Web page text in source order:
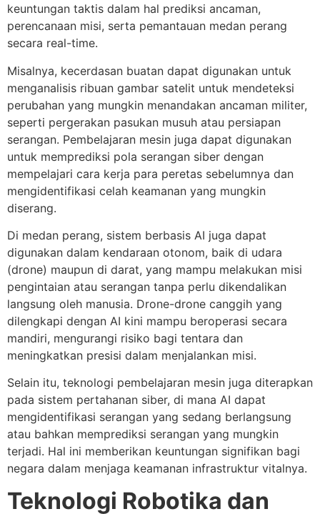
keuntungan taktis dalam hal prediksi ancaman,
perencanaan misi, serta pemantauan medan perang
secara real-time.
Misalnya, kecerdasan buatan dapat digunakan untuk
menganalisis ribuan gambar satelit untuk mendeteksi
perubahan yang mungkin menandakan ancaman militer,
seperti pergerakan pasukan musuh atau persiapan
serangan. Pembelajaran mesin juga dapat digunakan
untuk memprediksi pola serangan siber dengan
mempelajari cara kerja para peretas sebelumnya dan
mengidentifikasi celah keamanan yang mungkin
diserang.
Di medan perang, sistem berbasis AI juga dapat
digunakan dalam kendaraan otonom, baik di udara
(drone) maupun di darat, yang mampu melakukan misi
pengintaian atau serangan tanpa perlu dikendalikan
langsung oleh manusia. Drone-drone canggih yang
dilengkapi dengan AI kini mampu beroperasi secara
mandiri, mengurangi risiko bagi tentara dan
meningkatkan presisi dalam menjalankan misi.
Selain itu, teknologi pembelajaran mesin juga diterapkan
pada sistem pertahanan siber, di mana AI dapat
mengidentifikasi serangan yang sedang berlangsung
atau bahkan memprediksi serangan yang mungkin
terjadi. Hal ini memberikan keuntungan signifikan bagi
negara dalam menjaga keamanan infrastruktur vitalnya.
Teknologi Robotika dan